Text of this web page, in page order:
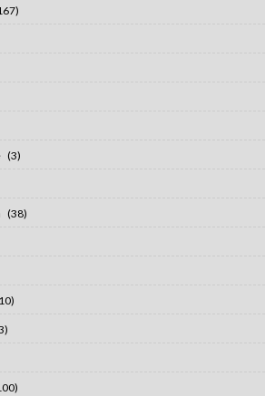
(3)
(38)